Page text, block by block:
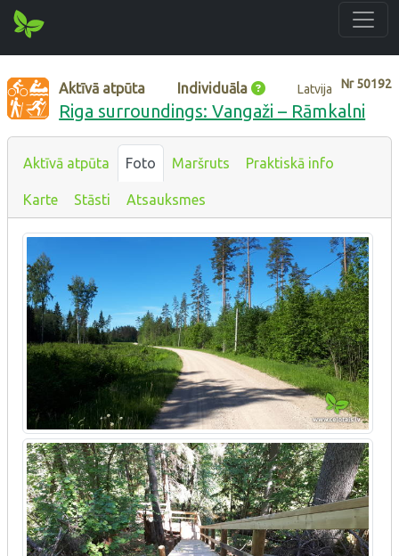
Nr50192
Aktīvā atpūta Individuāla Latvija
Riga surroundings: Vangaži – Rāmkalni
Aktīvā atpūta Foto Maršruts Praktiskā info
Karte Stāsti Atsauksmes